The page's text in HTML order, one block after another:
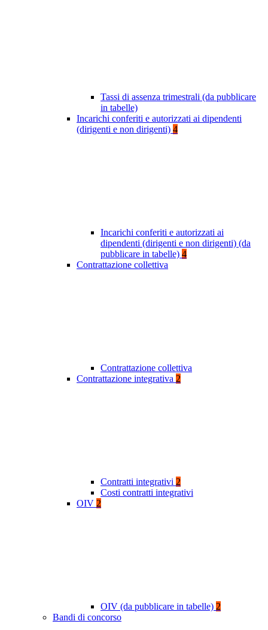
Tassi di assenza trimestrali (da pubblicare
in tabelle)
Incarichi conferiti e autorizzati ai dipendenti
(dirigenti e non dirigenti) 4
Incarichi conferiti e autorizzati ai
dipendenti (dirigenti e non dirigenti) (da
pubblicare in tabelle) 4
Contrattazione collettiva
Contrattazione collettiva
Contrattazione integrativa 2
Contratti integrativi 2
Costi contratti integrativi
OIV 2
OIV (da pubblicare in tabelle) 2
Bandi di concorso